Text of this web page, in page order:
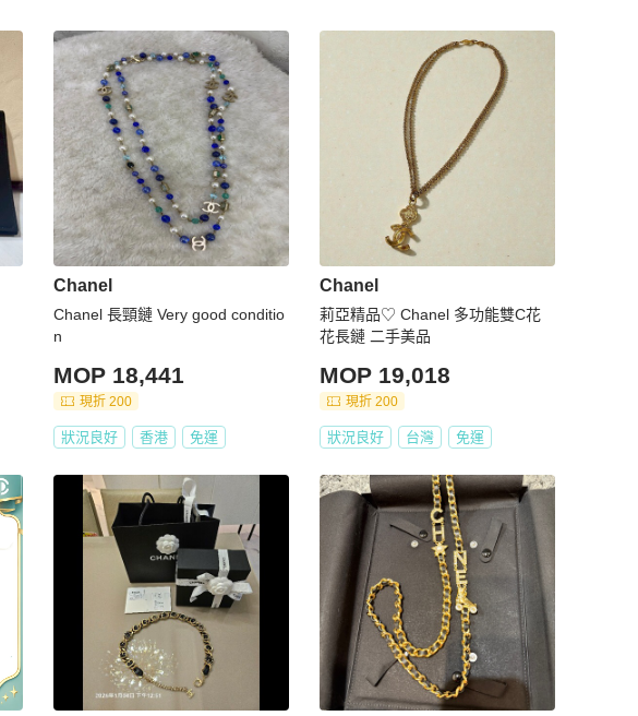
Chanel
Chanel 長頸鏈 Very good conditio
n
MOP 18,441
現折 200
狀況良好 香港 免運
Chanel
莉亞精品♡ Chanel 多功能雙C花
花長鏈 二手美品
MOP 19,018
現折 200
狀況良好 台灣 免運